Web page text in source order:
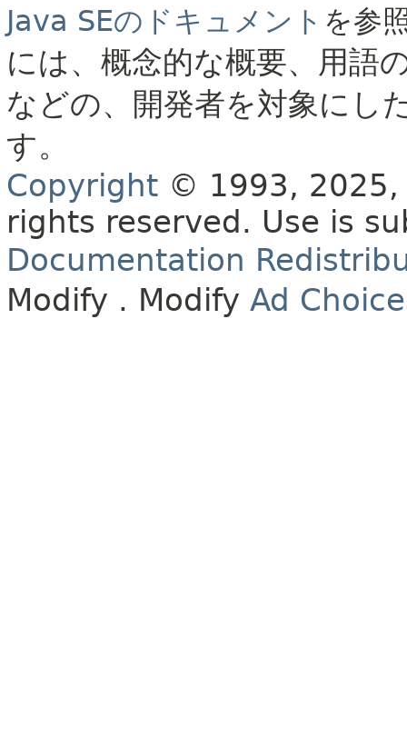
Java SEのドキュメント を参
には、概念的な概要、用語
などの、開発者を対象にし
す。
Copyright © 1993,
rights reserved. Use is
Documentation
Modify . Modify Ad